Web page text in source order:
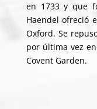
en 1733 y que
Haendel ofreció
Oxford. Se
por última vez
Covent Garden.